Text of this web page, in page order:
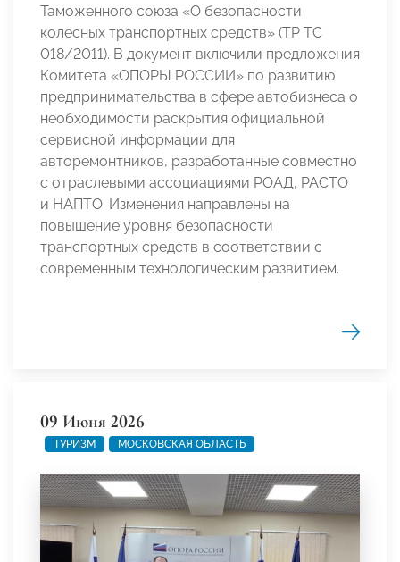
Таможенного союза «О безопасности
колесных транспортных средств» (ТР ТС
018/2011). В документ включили предложения
Комитета «ОПОРЫ РОССИИ» по развитию
предпринимательства в сфере автобизнеса о
необходимости раскрытия официальной
сервисной информации для
авторемонтников, разработанные совместно
с отраслевыми ассоциациями РОАД, РАСТО
и НАПТО. Изменения направлены на
повышение уровня безопасности
транспортных средств в соответствии с
современным технологическим развитием.
09 Июня 2026
ТУРИЗМ МОСКОВСКАЯ ОБЛАСТЬ